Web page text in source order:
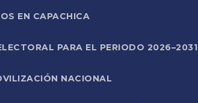
EN CAPACHICA
PARA EL PERIODO 2026–2031
NACIONAL